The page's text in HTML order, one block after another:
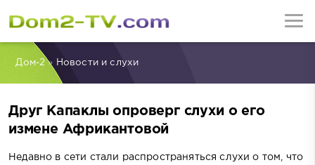
Дом-2» Новости и слухи
Друг Капаклы опроверг слухи о его
измене Африкантовой
Недавно в сети стали распространяться слухи о том, что